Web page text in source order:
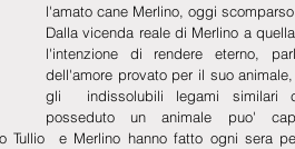
l'amato cane Merlino, oggi
Dalla vicenda reale di Merlino a
l'intenzione di rendere eterno,
dell'amore provato per il suo
gli  indissolubili legami similari
posseduto un animale puo'
Tullio  e Merlino hanno fatto ogni sera